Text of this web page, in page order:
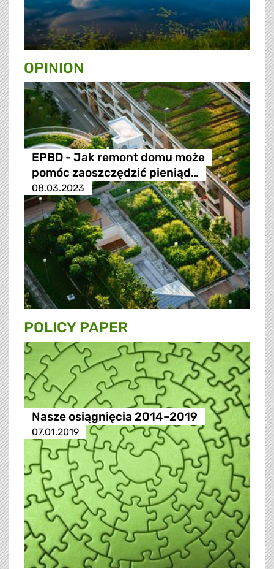
OPINION
EPBD - Jak remont domu może
pomóc zaoszczędzić pieniąd…
08.03.2023
POLICY PAPER
Nasze osiągnięcia 2014–2019
07.01.2019